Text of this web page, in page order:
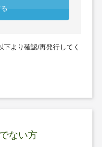
より確認/再発行してく
ない方